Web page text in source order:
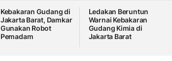
Kebakaran Gudang di
Jakarta Barat, Damkar
Gunakan Robot
Pemadam
Ledakan Beruntun
Warnai Kebakaran
Gudang Kimia di
Jakarta Barat